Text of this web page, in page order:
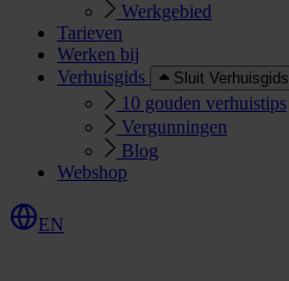
Werkgebied
Tarieven
Werken bij
Verhuisgids
Sluit Verhuisgids
10 gouden verhuistips
Vergunningen
Blog
Webshop
EN